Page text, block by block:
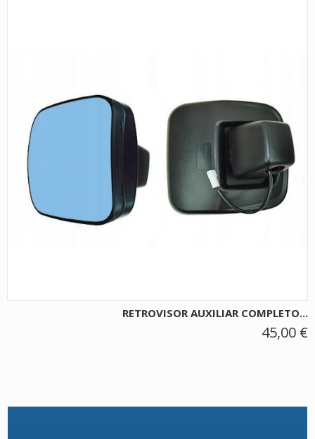
RETROVISOR AUXILIAR COMPLETO...
45,00 €